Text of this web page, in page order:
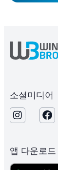
소셜미디어
앱 다운로드